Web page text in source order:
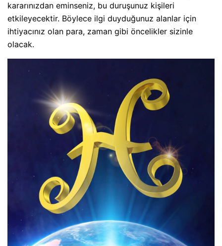
kararınızdan eminseniz, bu duruşunuz kişileri
etkileyecektir. Böylece ilgi duyduğunuz alanlar için
ihtiyacınız olan para, zaman gibi öncelikler sizinle
olacak.